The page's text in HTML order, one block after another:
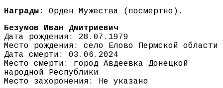
Награды:
Орден Мужества (посмертно).
Безумов Иван Дмитриевич
Дата рождения: 28.07.1979
Место рождения: село Елово Пермской области
Дата смерти: 03.06.2024
Место смерти: город Авдеевка Донецкой
народной Республики
Место захоронения: Не указано